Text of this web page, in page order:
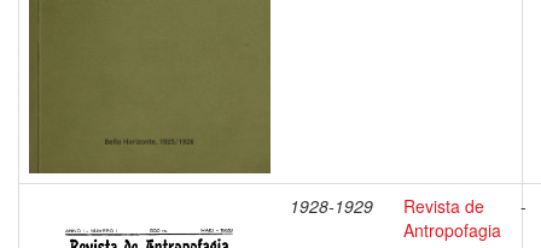
1928-1929
Revista de
Antropofagia
-